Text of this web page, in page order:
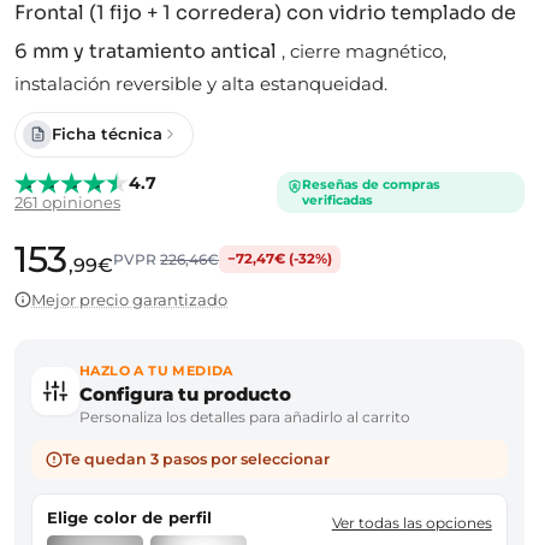
Frontal (1 fijo + 1 corredera) con vidrio templado de
6 mm y tratamiento antical , cierre magnético,
instalación reversible y alta estanqueidad.
Ficha técnica
4.7
261 opiniones
Reseñas de compras
verificadas
153,99€PVPR226,46€ −72,47€ (-32%)
Mejor precio garantizado
HAZLO A TU MEDIDA
Configura tu producto
Personaliza los detalles para añadirlo al carrito
Te quedan 3 pasos por seleccionar
Elige color de perfil Ver todas las opciones